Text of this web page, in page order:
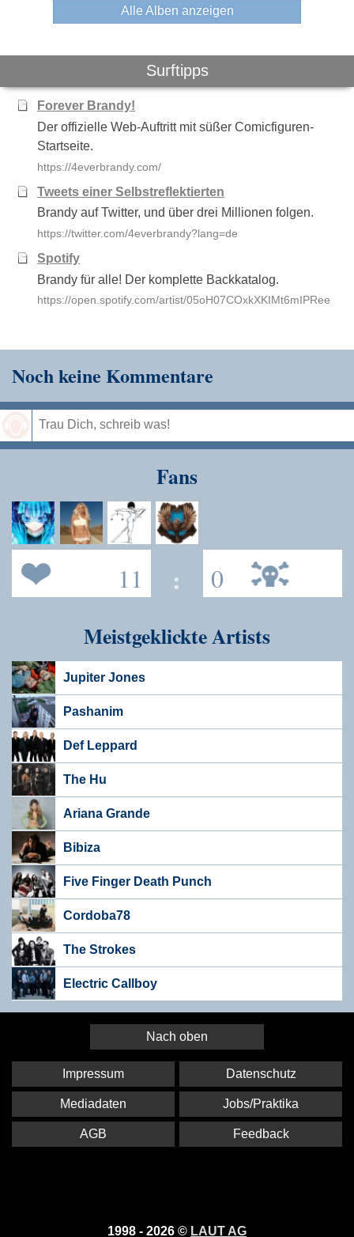
Alle Alben anzeigen
Surftipps
Forever Brandy!
Der offizielle Web-Auftritt mit süßer Comicfiguren-
Startseite.
https://4everbrandy.com/
Tweets einer Selbstreflektierten
Brandy auf Twitter, und über drei Millionen folgen.
https://twitter.com/4everbrandy?lang=de
Spotify
Brandy für alle! Der komplette Backkatalog.
https://open.spotify.com/artist/05oH07COxkXKIMt6mIPRee
Noch keine Kommentare
Fans
11 : 0
Meistgeklickte Artists
Jupiter Jones
Pashanim
Def Leppard
The Hu
Ariana Grande
Bibiza
Five Finger Death Punch
Cordoba78
The Strokes
Electric Callboy
Nach oben
1998 - 2026 © LAUT AG
Impressum Datenschutz
Mediadaten Jobs/Praktika
AGB Feedback